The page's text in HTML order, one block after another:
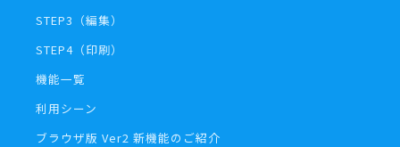
STEP3（編集）
STEP4（印刷）
機能一覧
利用シーン
ブラウザ版 Ver2 新機能のご紹介